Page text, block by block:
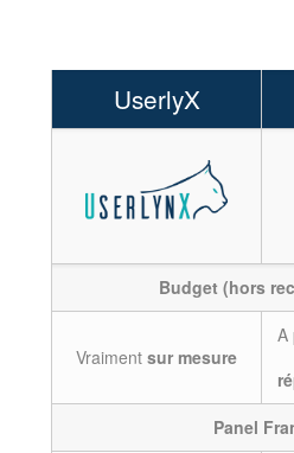
UserlyX
Budget (hors
Vraiment sur mesure
A
Panel